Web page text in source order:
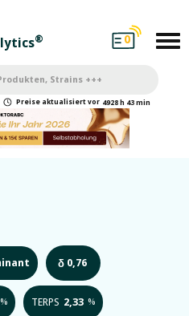
® 0
Preise aktualisiert vor 4928 h 43 min
δ 0,76
% TERPS 2,33 %